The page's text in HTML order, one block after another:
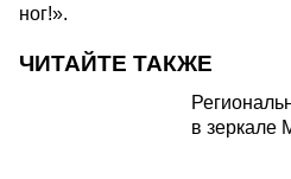
ног!».
ЧИТАЙТЕ ТАКЖЕ
в зеркале